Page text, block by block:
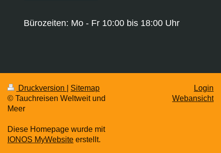
Bürozeiten: Mo - Fr 10:00 bis 18:00 Uhr
Druckversion
Sitemap
© Tauchreisen Weltweit und
Meer
Diese Homepage wurde mit
IONOS MyWebsite erstellt.
Login
Webansicht